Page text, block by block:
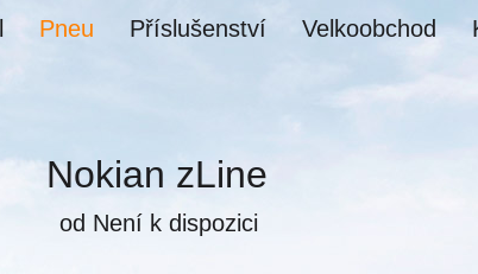
Velkoobchod
Příslušenství
Pneu
Nokian zLine
od Není k dispozici